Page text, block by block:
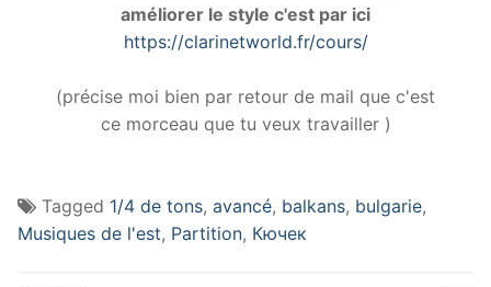
améliorer le style c'est par ici
https://clarinetworld.fr/cours/
(précise moi bien par retour de mail que c'est
ce morceau que tu veux travailler )
Tagged 1/4 de tons, avancé, balkans, bulgarie,
Musiques de l'est, Partition, Кючек